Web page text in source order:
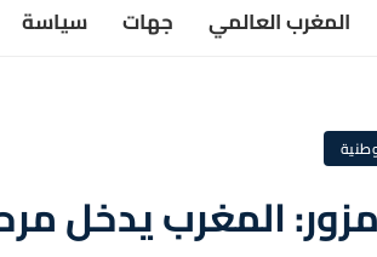
المغرب العالمي جهات سياسة
المغرب يدخل